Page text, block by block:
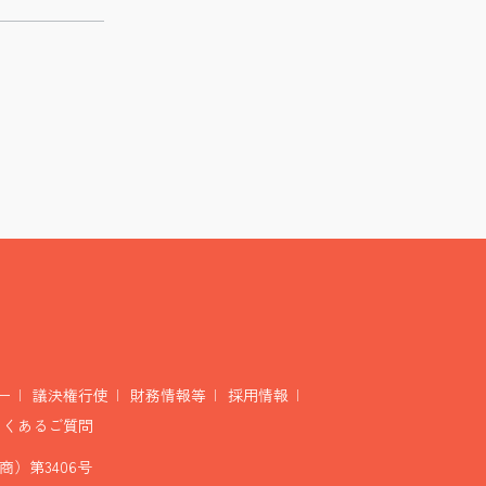
議決権行使 財務情報等
採用情報
あるご質問
）第3406号